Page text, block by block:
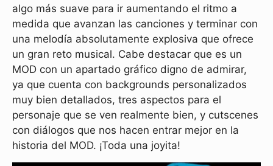
algo más suave para ir aumentando el ritmo a
medida que avanzan las canciones y terminar con
una melodía absolutamente explosiva que ofrece
un gran reto musical. Cabe destacar que es un
MOD con un apartado gráfico digno de admirar,
ya que cuenta con backgrounds personalizados
muy bien detallados, tres aspectos para el
personaje que se ven realmente bien, y cutscenes
con diálogos que nos hacen entrar mejor en la
historia del MOD. ¡Toda una joyita!